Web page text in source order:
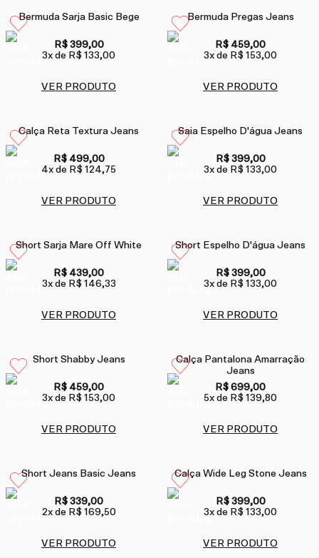
Bermuda Sarja Basic Bege
R$ 399,00
3x de R$ 133,00
VER PRODUTO
Bermuda Pregas Jeans
R$ 459,00
3x de R$ 153,00
VER PRODUTO
Calça Reta Textura Jeans
R$ 499,00
4x de R$ 124,75
VER PRODUTO
Saia Espelho D'água Jeans
R$ 399,00
3x de R$ 133,00
VER PRODUTO
Short Sarja Mare Off White
R$ 439,00
3x de R$ 146,33
VER PRODUTO
Short Espelho D'água Jeans
R$ 399,00
3x de R$ 133,00
VER PRODUTO
Short Shabby Jeans
R$ 459,00
3x de R$ 153,00
VER PRODUTO
Calça Pantalona Amarração
Jeans
R$ 699,00
5x de R$ 139,80
VER PRODUTO
Short Jeans Basic Jeans
R$ 339,00
2x de R$ 169,50
VER PRODUTO
Calça Wide Leg Stone Jeans
R$ 399,00
3x de R$ 133,00
VER PRODUTO